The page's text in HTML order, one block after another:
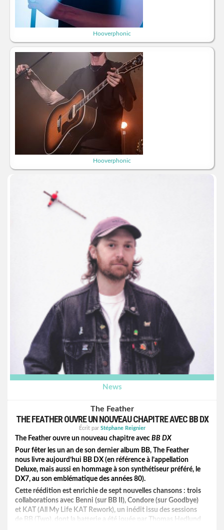
Hooverphonic
Hooverphonic
News
The Feather
THE FEATHER OUVRE UN NOUVEAU CHAPITRE AVEC BB DX
Écrit par Stéphane Reignier
The Feather ouvre un nouveau chapitre avec BB DX
Pour fêter les un an de son dernier album BB, The Feather
nous livre aujourd’hui BB DX (en référence à l’appellation
Deluxe, mais aussi en hommage à son synthétiseur préféré, le
DX7, au son emblématique des années 80).
Cette réédition est enrichie de sept nouvelles chansons : trois
collaborations avec Benni (sur BB II), Condore (sur Goodbye)
et KAT (All My Life KAT Rework), un inédit issu des sessions
de BB (Two), dont la batterie a été jouée par Thomas Hedlund